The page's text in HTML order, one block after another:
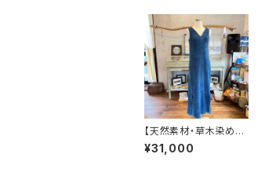
【天然素材・草木染め】
フリースワンピース ヘ
ンプコットン
¥31,000